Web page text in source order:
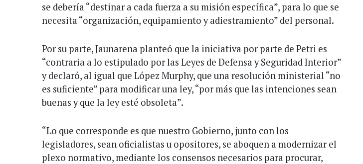
se debería “destinar a cada fuerza a su misión específica”, para lo que se
necesita “organización, equipamiento y adiestramiento” del personal.
Por su parte, Jaunarena planteó que la iniciativa por parte de Petri es
“contraria a lo estipulado por las Leyes de Defensa y Seguridad Interior”
y declaró, al igual que López Murphy, que una resolución ministerial “no
es suficiente” para modificar una ley, “por más que las intenciones sean
buenas y que la ley esté obsoleta”.
“Lo que corresponde es que nuestro Gobierno, junto con los
legisladores, sean oficialistas u opositores, se aboquen a modernizar el
plexo normativo, mediante los consensos necesarios para procurar,